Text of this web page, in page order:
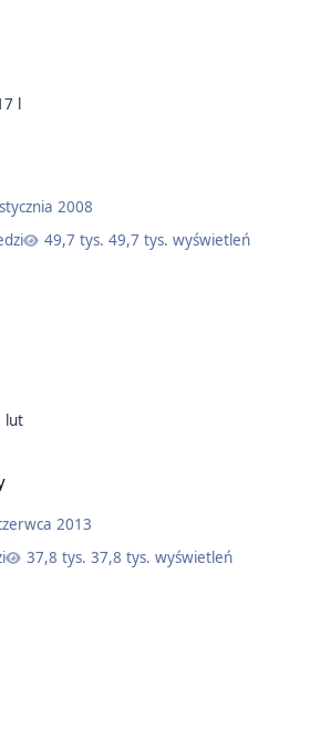
l
2008
49,7 tys. wyświetleń
lut
2013
37,8 tys. wyświetleń